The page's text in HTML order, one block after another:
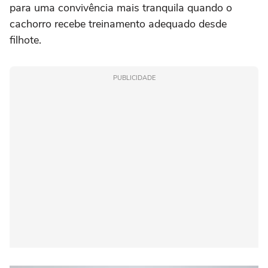
para uma convivência mais tranquila quando o
cachorro recebe treinamento adequado desde
filhote.
PUBLICIDADE